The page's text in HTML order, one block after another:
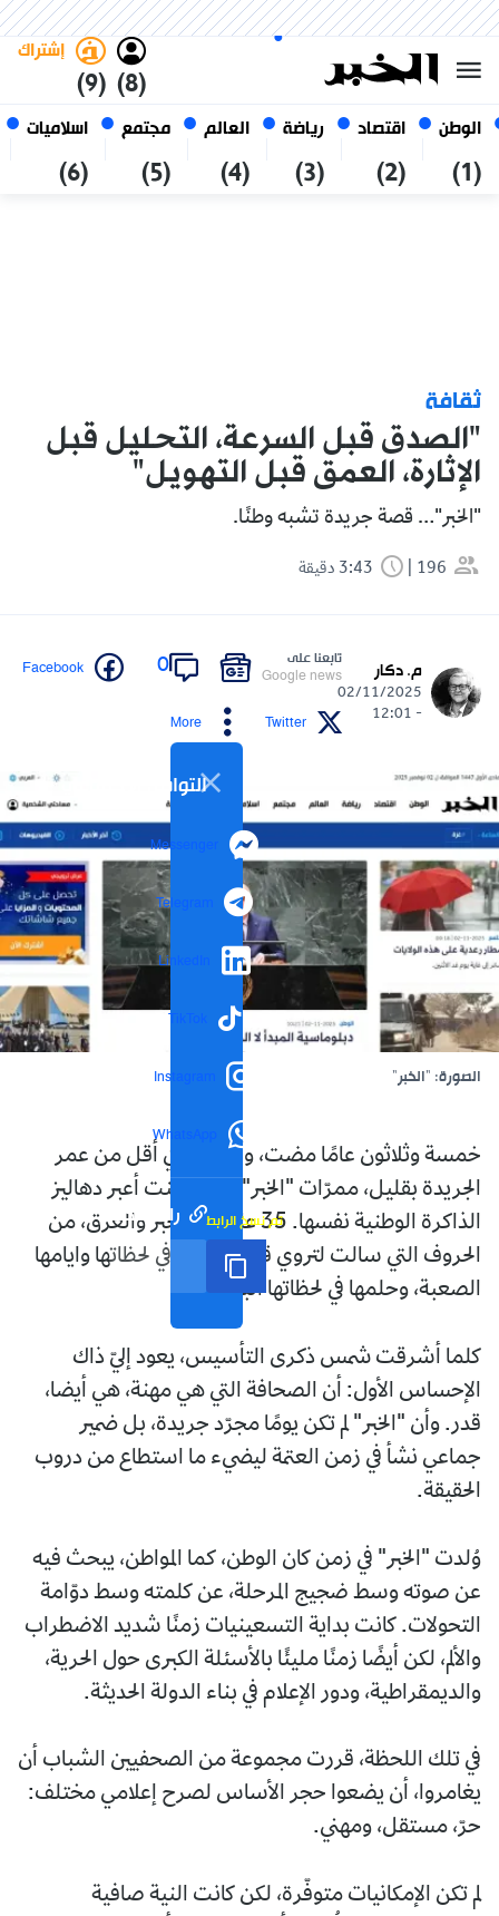
الوطن
(1)
اقتصاد
(2)
رياضة
(3)
العالم
(4)
مجتمع
(5)
اسلاميات
(6)
(8)
إشتراك
(9)
أغسطس 2026
الجزائر
ثقافة
"الصدق قبل السرعة، التحليل قبل
الإثارة، العمق قبل التهويل"
"الخبر"… قصة جريدة تشبه وطنًا.
196
م. دكار
02/11/2025
- 12:01
تابعنا على
Google news
0
Facebook
Twitter
More
التواصل الاجتماعي
Messenger
Telegram
LinkedIn
TikTok
Instagram
WhatsApp
رابط مختصر تم نسخ الرابط
الصورة: "الخبر"
خمسة وثلاثون عامًا مضت، وأنا أعبر، في أقل من عمر
الجريدة بقليل، ممرّات "الخبر" كما لو كنت أعبر دهاليز
الذاكرة الوطنية نفسها. 35 عامًا من الحبر والعرق، من
الحروف التي سالت لتروي قصة الجزائر في لحظاتها وايامها
الصعبة، وحلمها في لحظاتها الباسمة.
كلما أشرقت شمس ذكرى التأسيس، يعود إليّ ذاك
الإحساس الأول: أن الصحافة التي هي مهنة، هي أيضا،
قدر. وأن "الخبر" لم تكن يومًا مجرّد جريدة، بل ضمير
جماعي نشأ في زمن العتمة ليضيء ما استطاع من دروب
الحقيقة.
وُلدت "الخبر" في زمن كان الوطن، كما المواطن، يبحث فيه
عن صوته وسط ضجيج المرحلة، عن كلمته وسط دوّامة
التحولات. كانت بداية التسعينيات زمنًا شديد الاضطراب
والألم، لكن أيضًا زمنًا مليئًا بالأسئلة الكبرى حول الحرية،
والديمقراطية، ودور الإعلام في بناء الدولة الحديثة.
في تلك اللحظة، قررت مجموعة من الصحفيين الشباب أن
يغامروا، أن يضعوا حجر الأساس لصرح إعلامي مختلف:
حرّ، مستقل، ومهني.
لم تكن الإمكانيات متوفّرة، لكن كانت النية صافية